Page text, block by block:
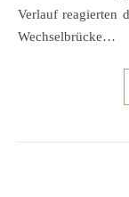
Verlauf reagierten
Wechselbrücke…